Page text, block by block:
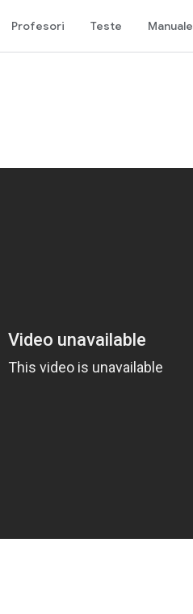
Profesori Teste Manuale